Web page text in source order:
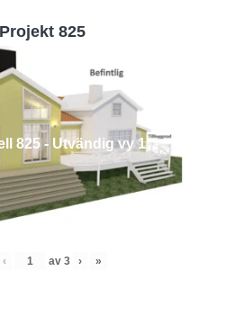
Projekt 825
825 - Utvändig vy 1
‹ av 3 › »